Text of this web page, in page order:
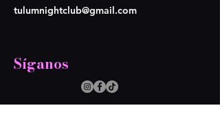
tulumnightclub@gmail.com
Síganos